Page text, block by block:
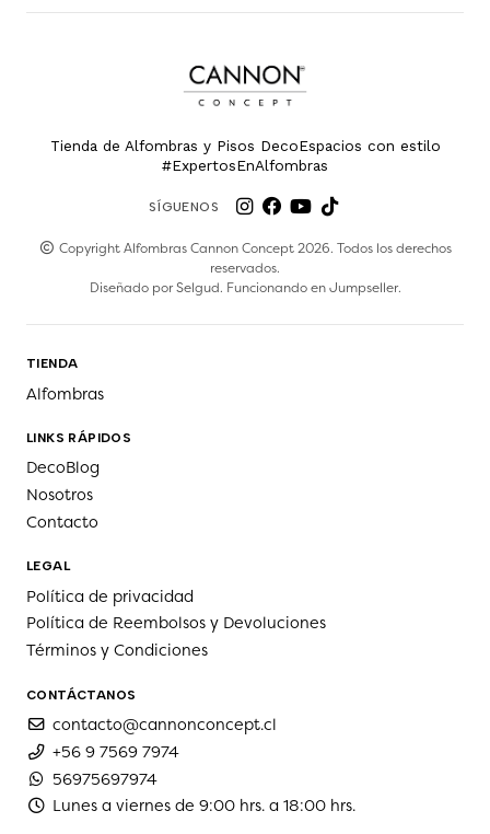
Tienda de Alfombras y Pisos DecoEspacios con estilo
#ExpertosEnAlfombras
SÍGUENOS
Copyright Alfombras Cannon Concept 2026. Todos los derechos
reservados.
Diseñado porSelgud. Funcionando enJumpseller.
TIENDA
Alfombras
LINKS RÁPIDOS
DecoBlog
Nosotros
Contacto
LEGAL
Política de privacidad
Política de Reembolsos y Devoluciones
Términos y Condiciones
CONTÁCTANOS
contacto@cannonconcept.cl
+56 9 7569 7974
56975697974
Lunes a viernes de 9:00 hrs. a 18:00 hrs.